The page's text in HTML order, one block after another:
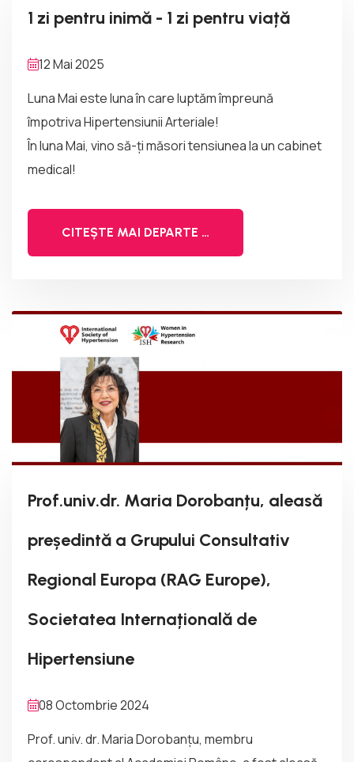
1 zi pentru inimă - 1 zi pentru viață
12 Mai 2025
Luna Mai este luna în care luptăm împreună
împotriva Hipertensiunii Arteriale!
În luna Mai, vino să-ți măsori tensiunea la un cabinet
medical!
CITEȘTE MAI DEPARTE …
Prof.univ.dr. Maria Dorobanțu, aleasă
președintă a Grupului Consultativ
Regional Europa (RAG Europe),
Societatea Internațională de
Hipertensiune
08 Octombrie 2024
Prof. univ. dr. Maria Dorobanțu, membru